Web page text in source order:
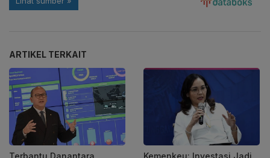
ARTIKEL TERKAIT
Terbantu Danantara,
Kemenkeu: Investasi Jadi